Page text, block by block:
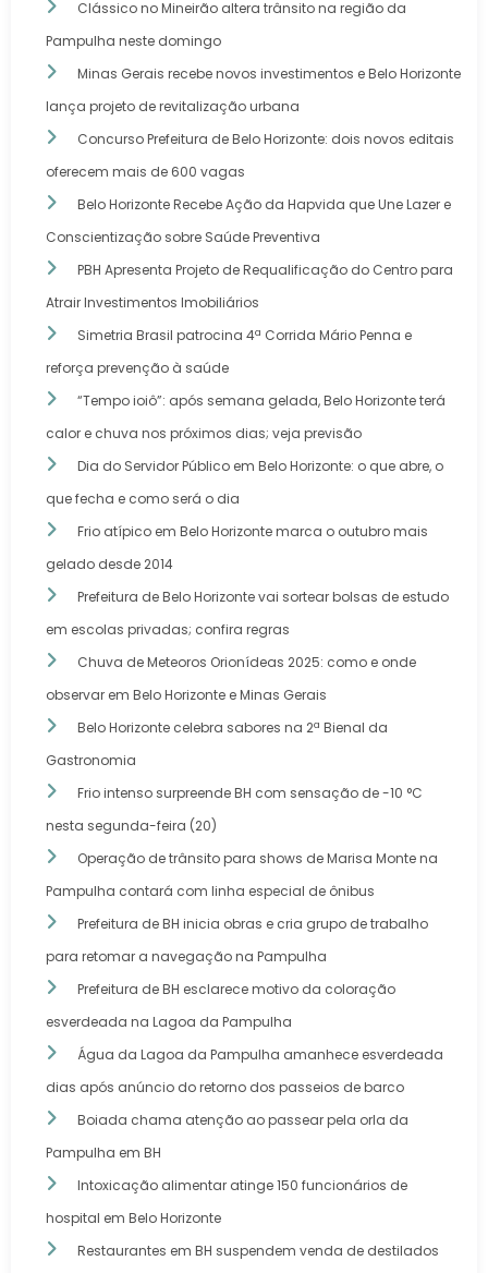
Clássico no Mineirão altera trânsito na região da
Pampulha neste domingo
Minas Gerais recebe novos investimentos e Belo Horizonte
lança projeto de revitalização urbana
Concurso Prefeitura de Belo Horizonte: dois novos editais
oferecem mais de 600 vagas
Belo Horizonte Recebe Ação da Hapvida que Une Lazer e
Conscientização sobre Saúde Preventiva
PBH Apresenta Projeto de Requalificação do Centro para
Atrair Investimentos Imobiliários
Simetria Brasil patrocina 4ª Corrida Mário Penna e
reforça prevenção à saúde
“Tempo ioiô”: após semana gelada, Belo Horizonte terá
calor e chuva nos próximos dias; veja previsão
Dia do Servidor Público em Belo Horizonte: o que abre, o
que fecha e como será o dia
Frio atípico em Belo Horizonte marca o outubro mais
gelado desde 2014
Prefeitura de Belo Horizonte vai sortear bolsas de estudo
em escolas privadas; confira regras
Chuva de Meteoros Orionídeas 2025: como e onde
observar em Belo Horizonte e Minas Gerais
Belo Horizonte celebra sabores na 2ª Bienal da
Gastronomia
Frio intenso surpreende BH com sensação de -10 °C
nesta segunda-feira (20)
Operação de trânsito para shows de Marisa Monte na
Pampulha contará com linha especial de ônibus
Prefeitura de BH inicia obras e cria grupo de trabalho
para retomar a navegação na Pampulha
Prefeitura de BH esclarece motivo da coloração
esverdeada na Lagoa da Pampulha
Água da Lagoa da Pampulha amanhece esverdeada
dias após anúncio do retorno dos passeios de barco
Boiada chama atenção ao passear pela orla da
Pampulha em BH
Intoxicação alimentar atinge 150 funcionários de
hospital em Belo Horizonte
Restaurantes em BH suspendem venda de destilados